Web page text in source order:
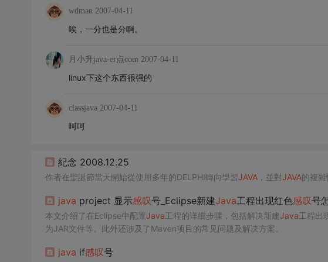
wdman 2007-04-11
唉，一分也是分啊。
月小升java-er点com 2007-04-11
linux下这个东西很强的
classjava 2007-04-11
呵呵
紀念 2008.12.25
作者在聖誕節當天開始從使用多年的DELPHI轉向學習JAVA，並對JAVA的複雜
java project 显示感叹号_Eclipse新建Java工程出现红色感叹号
本文介绍了在Eclipse中配置Java工程的详细步骤，包括解决新建Java工程出
为JAR文件等。此外还涉及了Maven项目的常见问题及解决方案。
java if感叹号